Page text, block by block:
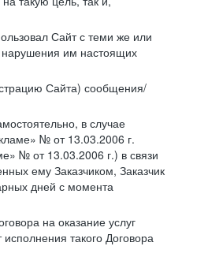
Сайт с теми же или
нарушения им настоящих
Сайта) сообщения/
в случае
№ от 13.03.2006 г.
№ от 13.03.2006 г.) в связи
ему Заказчиком, Заказчик
дней с момента
на оказание услуг
такого Договора